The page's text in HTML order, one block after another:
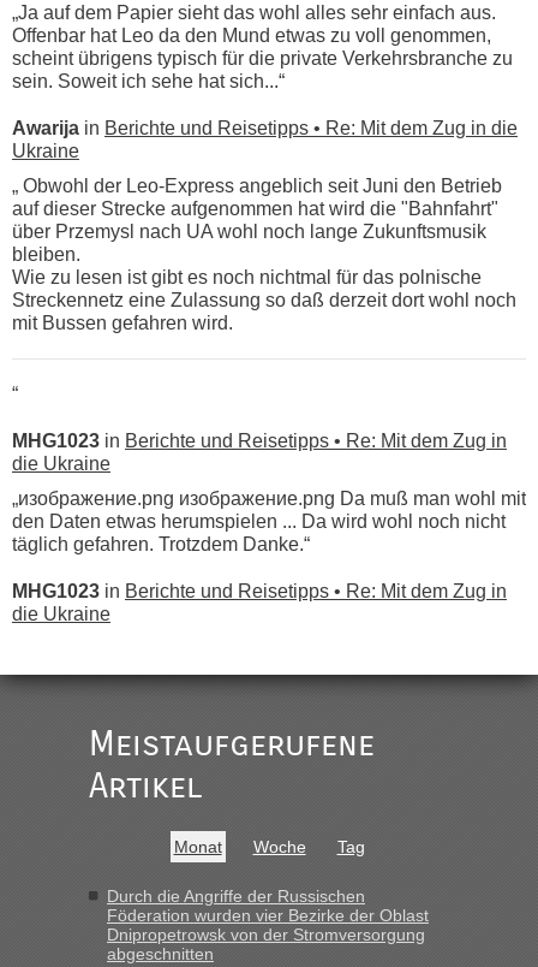
„Ja auf dem Papier sieht das wohl alles sehr einfach aus.
Offenbar hat Leo da den Mund etwas zu voll genommen,
scheint übrigens typisch für die private Verkehrsbranche zu
sein. Soweit ich sehe hat sich...“
Awarija in Berichte und Reisetipps • Re: Mit dem Zug in die
Ukraine
„ Obwohl der Leo-Express angeblich seit Juni den Betrieb
auf dieser Strecke aufgenommen hat wird die "Bahnfahrt"
über Przemysl nach UA wohl noch lange Zukunftsmusik
bleiben.
Wie zu lesen ist gibt es noch nichtmal für das polnische
Streckennetz eine Zulassung so daß derzeit dort wohl noch
mit Bussen gefahren wird.
“
MHG1023 in Berichte und Reisetipps • Re: Mit dem Zug in
die Ukraine
„изображение.png изображение.png Da muß man wohl mit
den Daten etwas herumspielen ... Da wird wohl noch nicht
täglich gefahren. Trotzdem Danke.“
MHG1023 in Berichte und Reisetipps • Re: Mit dem Zug in
die Ukraine
Ist korrekt, aber ich finde man hätte trotzdem im Text gleich
darauf hinweisen können.
War aber nicht "böse" gemeint ...
buchbar - warum auch immer ...
Hab´s versucht - bekomme aber immer angezeigt "auf dieser
Strecke fahren wir nicht"
Meistaufgerufene
Artikel
Monat Woche Tag
Durch die Angriffe der Russischen
Föderation wurden vier Bezirke der Oblast
Dnipropetrowsk von der Stromversorgung
abgeschnitten